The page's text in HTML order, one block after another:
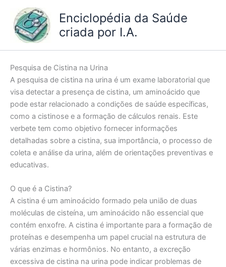
conteúdo
Enciclopédia da Saúde
criada por I.A.
Pesquisa de Cistina na Urina
A pesquisa de cistina na urina é um exame laboratorial que
visa detectar a presença de cistina, um aminoácido que
pode estar relacionado a condições de saúde específicas,
como a cistinose e a formação de cálculos renais. Este
verbete tem como objetivo fornecer informações
detalhadas sobre a cistina, sua importância, o processo de
coleta e análise da urina, além de orientações preventivas e
educativas.
O que é a Cistina?
A cistina é um aminoácido formado pela união de duas
moléculas de cisteína, um aminoácido não essencial que
contém enxofre. A cistina é importante para a formação de
proteínas e desempenha um papel crucial na estrutura de
várias enzimas e hormônios. No entanto, a excreção
excessiva de cistina na urina pode indicar problemas de